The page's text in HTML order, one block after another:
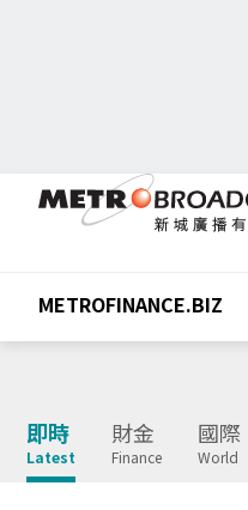
METROFINANCE.BIZ
即時
Latest
財金
Finance
國際
World